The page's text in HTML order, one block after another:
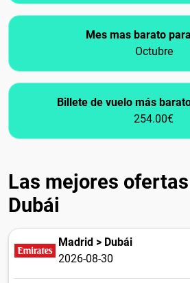
Mes mas barato
Octubre
Billete de vuelo más
254.00€
Las mejores
Dubái
Madrid > Dubái
2026-08-30